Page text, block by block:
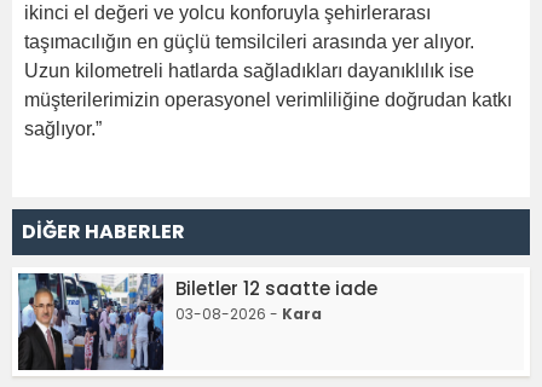
ikinci el değeri ve yolcu konforuyla şehirlerarası
taşımacılığın en güçlü temsilcileri arasında yer alıyor.
Uzun kilometreli hatlarda sağladıkları dayanıklılık ise
müşterilerimizin operasyonel verimliliğine doğrudan katkı
sağlıyor.”
DİĞER HABERLER
Biletler 12 saatte iade
03-08-2026 - Kara